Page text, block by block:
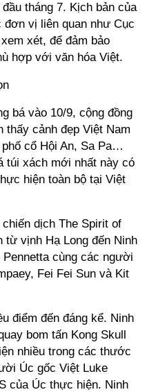
tháng 7. Kịch bản của
đơn vị liên quan như Cục
xét, để đảm bảo
hợp với văn hóa Việt.
bá vào 10/9, cộng đồng
thấy cảnh đẹp Việt Nam
cổ Hội An, Sa Pa…
túi xách mới nhất này có
hiện toàn bộ tại Việt
dịch The Spirit of
từ vịnh Hạ Long đến Ninh
Pennetta cùng các người
Fei Fei Sun và Kit
điểm đến đáng kể. Ninh
bom tấn Kong Skull
nhiều trong các thước
Úc gốc Việt Luke
của Úc thực hiện. Ninh